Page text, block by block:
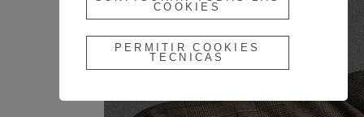
COOKIES
PERMITIR COOKIES
TECNICAS